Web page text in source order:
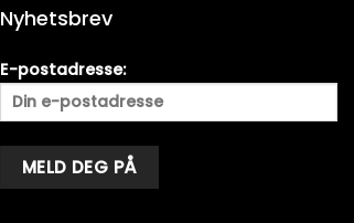
Nyhetsbrev
E-postadresse: